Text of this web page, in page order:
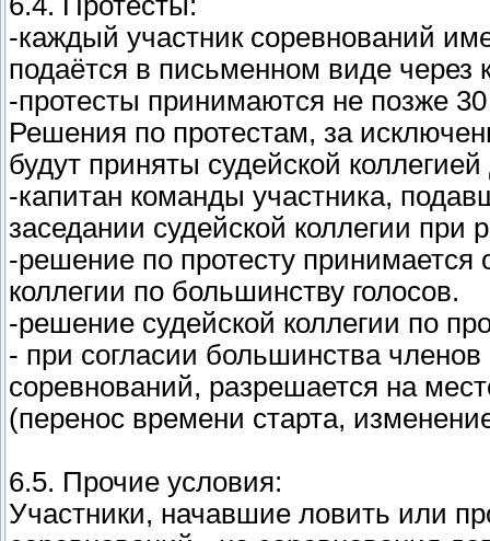
-каждый участник соревнований
подаётся в письменном виде через
-протесты принимаются не позже
Решения по протестам, за
будут приняты судейской
-капитан команды участника,
заседании судейской коллегии при
-решение по протесту принимается
коллегии по большинству голосов.
-решение судейской коллегии по
- при согласии большинства членов
соревнований, разрешается на
(перенос времени старта,
6.5. Прочие условия:
Участники, начавшие ловить или